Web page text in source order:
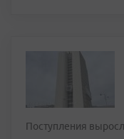
Поступления